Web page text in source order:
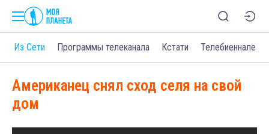
Из Сети Программы телеканала Кстати Телебиеннале
Американец снял сход селя на свой
дом